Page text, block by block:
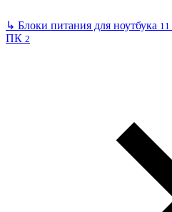
↳ Блоки питания для ноутбука 11
ПК 2